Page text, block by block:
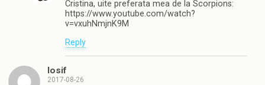
Cristina, uite preferata mea de la Scorpions:
https://www.youtube.com/watch?
v=vxuhNmjnK9M
Reply
Iosif
2017-08-26